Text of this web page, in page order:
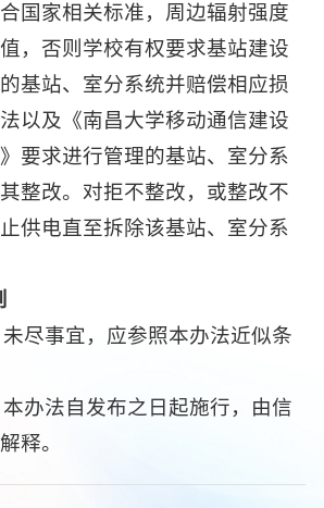
国家相关标准，周边辐射强度
，否则学校有权要求基站建设
基站、室分系统并赔偿相应损
以及《南昌大学移动通信建设
要求进行管理的基站、室分系
整改。对拒不整改，或整改不
供电直至拆除该基站、室分系
未尽事宜，应参照本办法近似条
本办法自发布之日起施行，由信
释。